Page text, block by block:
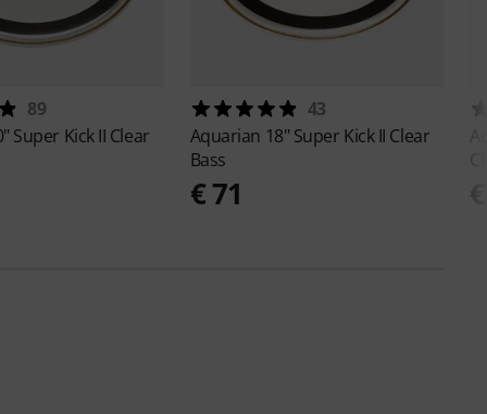
89
Super Kick II Clear
43
Aquarian 18" Super Kick II Clear
Bass
€ 71